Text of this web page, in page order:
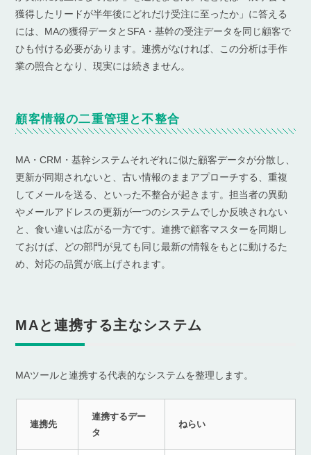
獲得したリードが半年後にどれだけ受注に至ったか」に答える
には、MAの獲得データとSFA・基幹の受注データを同じ顧客で
ひも付ける必要があります。連携がなければ、この分析は手作
業の照合となり、現実には続きません。
顧客情報の二重管理と不整合
MA・CRM・基幹システムそれぞれに似た顧客データが分散し、
更新が同期されないと、古い情報のままアプローチする、重複
してメールを送る、といった不整合が起きます。担当者の異動
やメールアドレスの更新が一つのシステムでしか反映されない
と、食い違いは広がる一方です。連携で顧客マスターを同期し
ておけば、どの部門が見ても同じ最新の情報をもとに動けるた
め、対応の品質が底上げされます。
MAと連携する主なシステム
MAツールと連携する代表的なシステムを整理します。
連携先
連携するデー
タ
ねらい